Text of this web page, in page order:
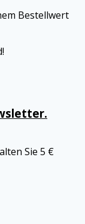
Bestellwert
Sie 5 €